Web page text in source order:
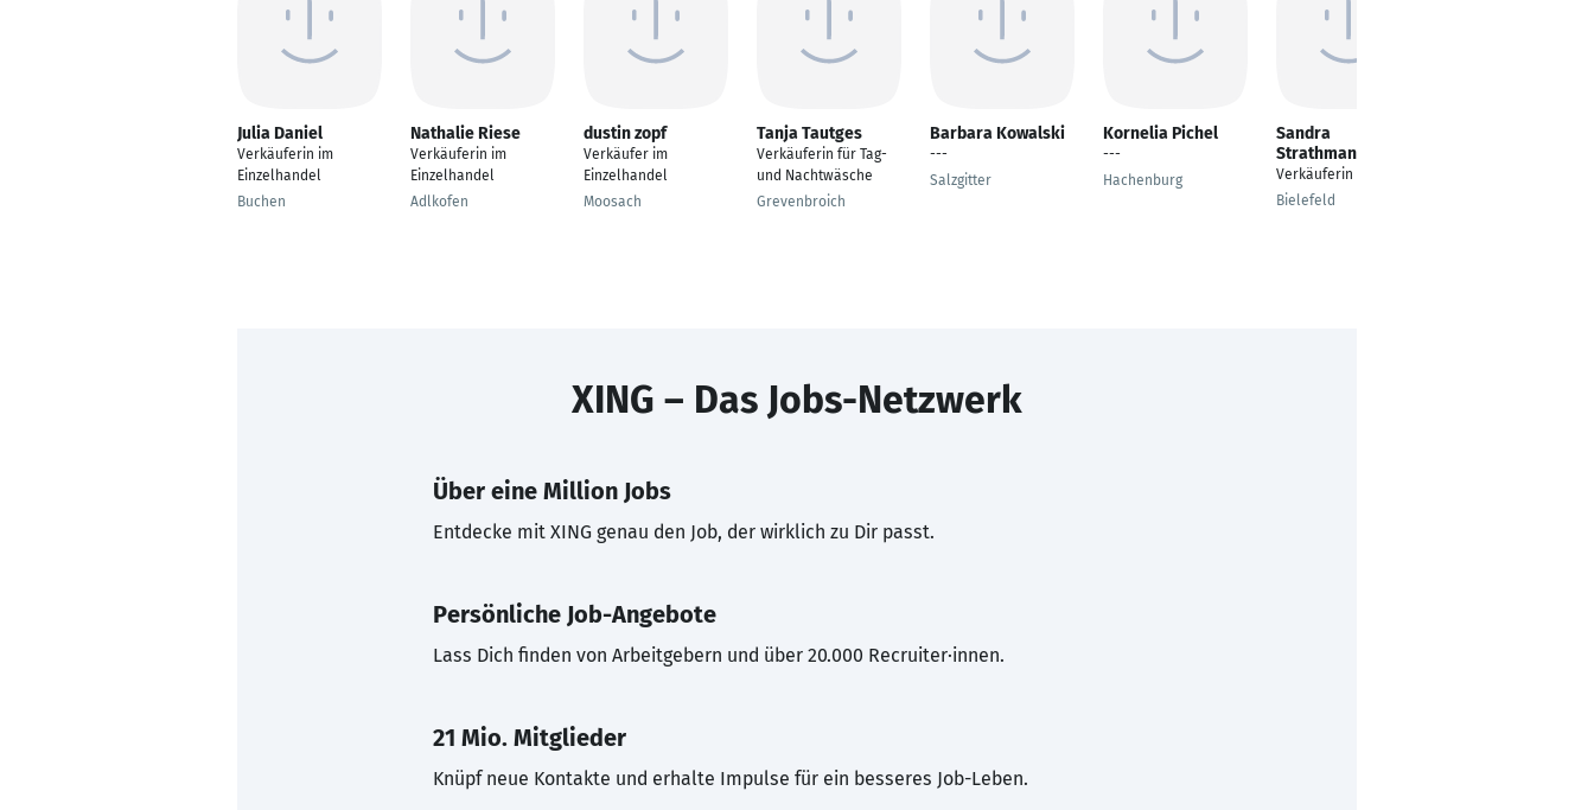
Julia Daniel
Verkäuferin im
Einzelhandel
Buchen
Nathalie Riese
Verkäuferin im
Einzelhandel
Adlkofen
dustin zopf
Verkäufer im
Einzelhandel
Moosach
Tanja Tautges
Verkäuferin für Tag-
und Nachtwäsche
Grevenbroich
Barbara Kowalski
---
Salzgitter
Kornelia Pichel
---
Hachenburg
Sandra
Strathmann
Verkäuferin
Bielefeld
XING – Das Jobs-Netzwerk
Über eine Million Jobs
Entdecke mit XING genau den Job, der wirklich zu Dir passt.
Persönliche Job-Angebote
Lass Dich finden von Arbeitgebern und über 20.000 Recruiter·innen.
21 Mio. Mitglieder
Knüpf neue Kontakte und erhalte Impulse für ein besseres Job-Leben.